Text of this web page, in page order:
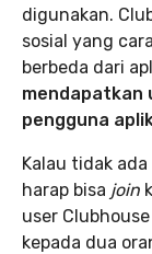
digunakan.
sosial yang cara
berbeda dari
mendapatkan
pengguna
Kalau tidak
harap bisa join
user
kepada dua